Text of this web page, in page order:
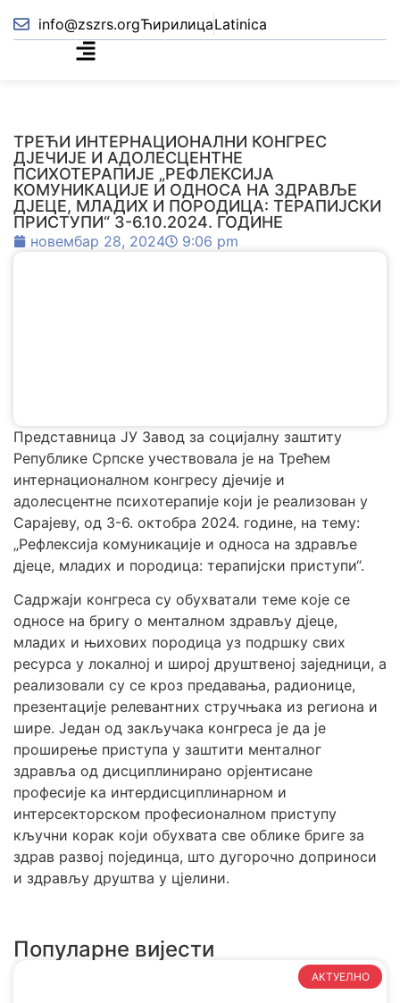
info@zszrs.orgЋирилицаLatinica
ТРЕЋИ ИНТЕРНАЦИОНАЛНИ КОНГРЕС
ДЈЕЧИЈЕ И АДОЛЕСЦЕНТНЕ
ПСИХОТЕРАПИЈЕ „РЕФЛЕКСИЈА
КОМУНИКАЦИЈЕ И ОДНОСА НА ЗДРАВЉЕ
ДЈЕЦЕ, МЛАДИХ И ПОРОДИЦА: ТЕРАПИЈСКИ
ПРИСТУПИ“ 3-6.10.2024. ГОДИНЕ
новембар 28, 2024 9:06 pm
Представница ЈУ Завод за социјалну заштиту
Републике Српске учествовала је на Трећем
интернационалном конгресу дјечије и
адолесцентне психотерапије који је реализован у
Сарајеву, од 3-6. октобра 2024. године, на тему:
„Рефлексија комуникације и односа на здравље
дјеце, младих и породица: терапијски приступи“.
Садржаји конгреса су обухватали теме које се
односе на бригу о менталном здрављу дјеце,
младих и њихових породица уз подршку свих
ресурса у локалној и широј друштвеној заједници, а
реализовали су се кроз предавања, радионице,
презентације релевантних стручњака из региона и
шире. Један од закључака конгреса је да је
проширење приступа у заштити менталног
здравља од дисциплинирано орјентисане
професије ка интердисциплинарном и
интерсекторском професионалном приступу
кључни корак који обухвата све облике бриге за
здрав развој појединца, што дугорочно доприноси
и здрављу друштва у цјелини.
Популарне вијести
АКТУЕЛНО